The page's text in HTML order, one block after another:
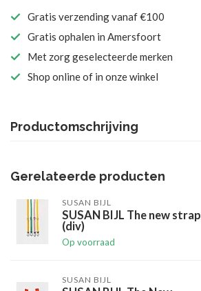
Gratis verzending vanaf €100
Gratis ophalen in Amersfoort
Met zorg geselecteerde merken
Shop online of in onze winkel
Productomschrijving
Gerelateerde producten
SUSAN BIJL
SUSAN BIJL The new strap
(div)
Op voorraad
SUSAN BIJL